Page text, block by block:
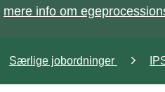
mere info om
Særlige jobordninger